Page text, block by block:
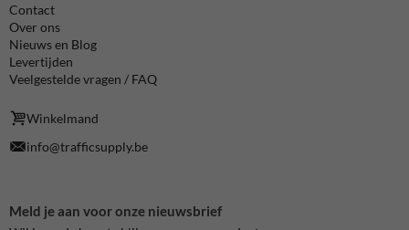
Contact
Over ons
Nieuws en Blog
Levertijden
Veelgestelde vragen / FAQ
Winkelmand
info@trafficsupply.be
Meld je aan voor onze nieuwsbrief